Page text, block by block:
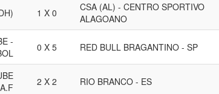
1 X 0
CSA (AL) - CENTRO SPORTIVO
ALAGOANO
-
0 X 5 RED BULL BRAGANTINO - SP
2 X 2 RIO BRANCO - ES